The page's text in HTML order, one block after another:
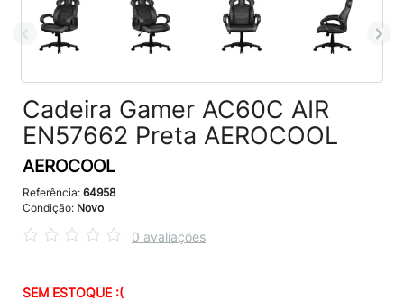
Cadeira Gamer AC60C AIR
EN57662 Preta AEROCOOL
AEROCOOL
Referência: 64958
Condição: Novo
0 avaliações
SEM ESTOQUE :(